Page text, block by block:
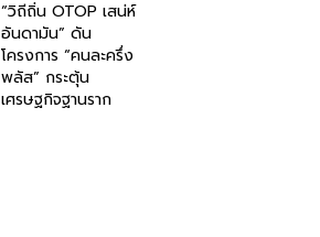
“วิถีถิ่น OTOP เสน่ห์
อันดามัน” ดัน
โครงการ “คนละครึ่ง
พลัส” กระตุ้น
เศรษฐกิจฐานราก